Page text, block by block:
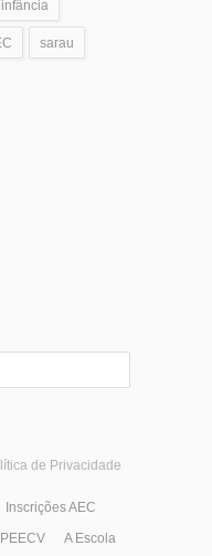
sarau
de Privacidade
Inscrições AEC
A Escola